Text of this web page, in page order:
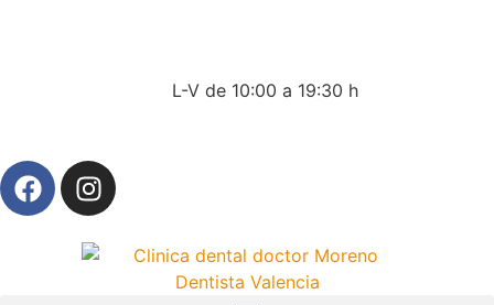
L-V de 10:00 a 19:30 h